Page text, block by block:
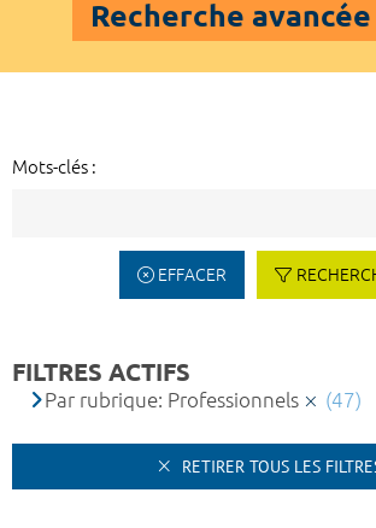
Recherche avancée
Mots-clés :
EFFACER
FILTRES ACTIFS
Par rubrique: Professionnels (47)
RETIRER TOUS LES